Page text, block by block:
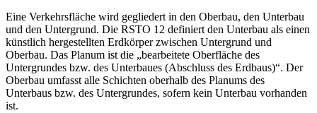
Eine Verkehrsfläche wird gegliedert in den Oberbau, den Unterbau
und den Untergrund. Die RSTO 12 definiert den Unterbau als einen
künstlich hergestellten Erdkörper zwischen Untergrund und
Oberbau. Das Planum ist die „bearbeitete Oberfläche des
Untergrundes bzw. des Unterbaues (Abschluss des Erdbaus)“. Der
Oberbau umfasst alle Schichten oberhalb des Planums des
Unterbaus bzw. des Untergrundes, sofern kein Unterbau vorhanden
ist.